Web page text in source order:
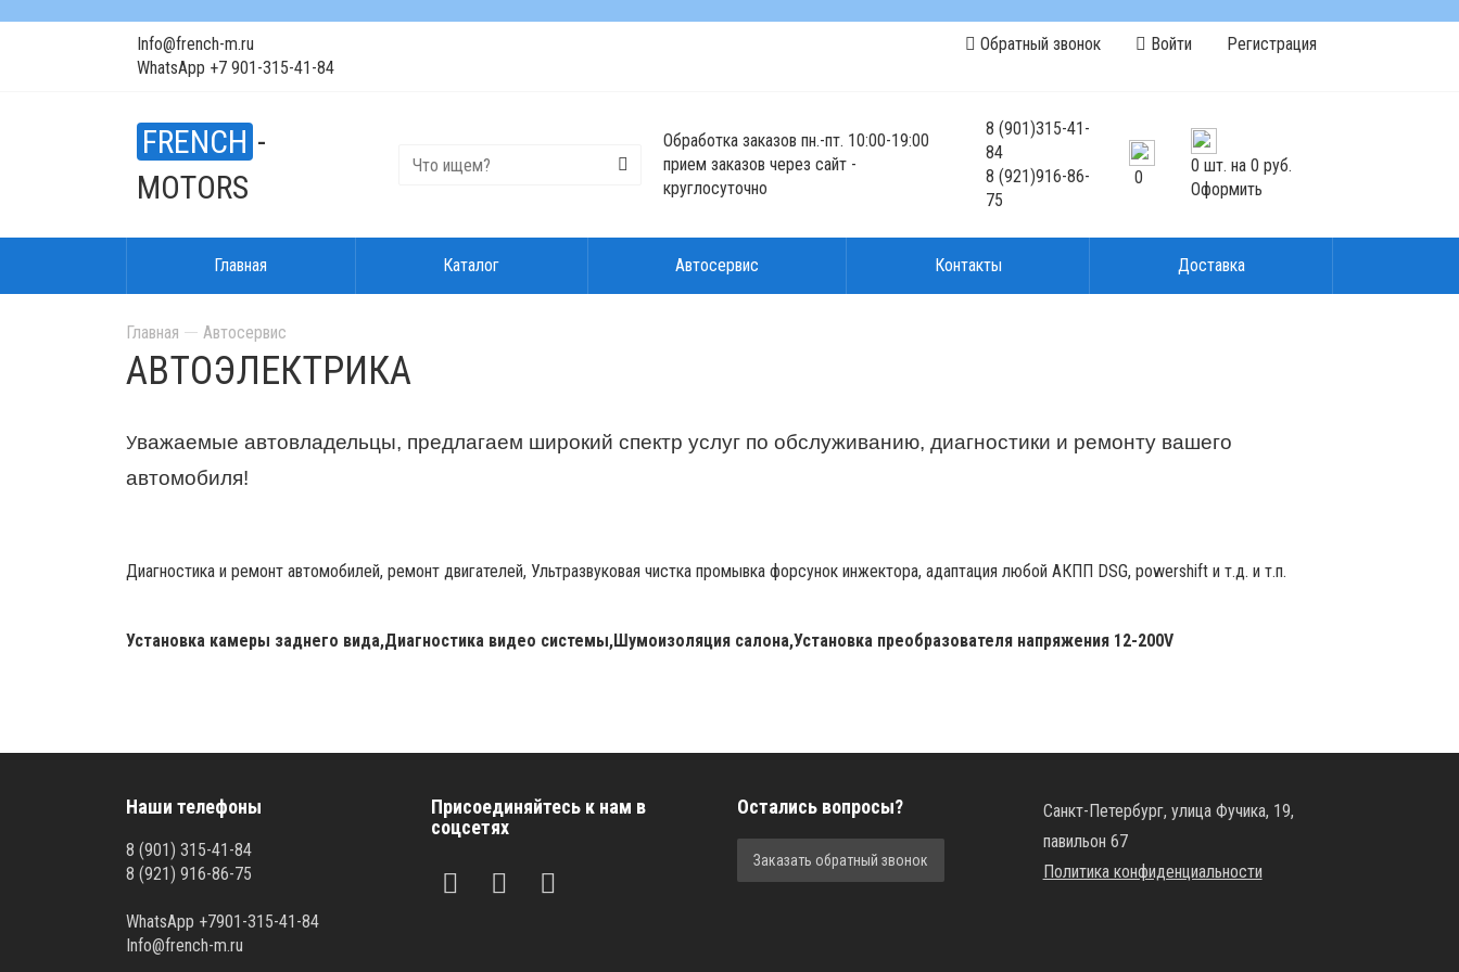
Info@french-m.ru
WhatsApp +7 901-315-41-84
Обратный звонок Войти Регистрация
FRENCH -
MOTORS
Обработка заказов пн.-пт. 10:00-19:00
прием заказов через сайт -
круглосуточно
8(901)315-41-
84
8(921)916-86-
75
0
0 шт. на 0 руб.
Оформить
Главная Каталог Автосервис Контакты Доставка
Главная Автосервис
АВТОЭЛЕКТРИКА
Уважаемые автовладельцы, предлагаем широкий спектр услуг по обслуживанию, диагностики и ремонту вашего
автомобиля!
Диагностика и ремонт автомобилей, ремонт двигателей, Ультразвуковая чистка промывка форсунок инжектора, адаптация любой АКПП DSG, powershift и т.д. и т.п.
Установка камеры заднего вида,Диагностика видео системы,Шумоизоляция салона,Установка преобразователя напряжения 12-200V
Наши телефоны
8 (901) 315-41-84
8 (921) 916-86-75
WhatsApp +7901-315-41-84
Info@french-m.ru
Присоединяйтесь к нам в
соцсетях
Остались вопросы?
Заказать обратный звонок
Санкт-Петербург, улица Фучика, 19,
павильон 67
Политика конфиденциальности